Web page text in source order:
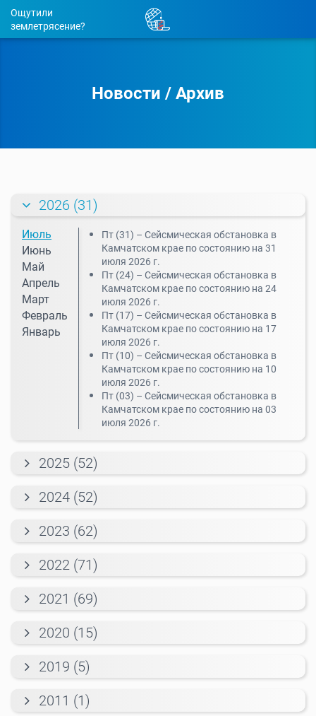
Ощутили
землетрясение?
Новости / Архив
2026 (31)
Июль
Июнь
Май
Апрель
Март
Февраль
Январь
Пт (31) – Cейсмическая обстановка в
Камчатском крае по состоянию на 31
июля 2026 г.
Пт (24) – Cейсмическая обстановка в
Камчатском крае по состоянию на 24
июля 2026 г.
Пт (17) – Cейсмическая обстановка в
Камчатском крае по состоянию на 17
июля 2026 г.
Пт (10) – Cейсмическая обстановка в
Камчатском крае по состоянию на 10
июля 2026 г.
Пт (03) – Cейсмическая обстановка в
Камчатском крае по состоянию на 03
июля 2026 г.
2025 (52)
2024 (52)
2023 (62)
2022 (71)
2021 (69)
2020 (15)
2019 (5)
2011 (1)